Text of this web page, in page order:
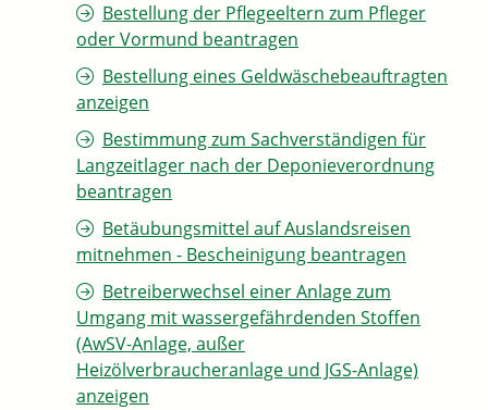
Bestellung der Pflegeeltern zum Pfleger
oder Vormund beantragen
Bestellung eines Geldwäschebeauftragten
anzeigen
Bestimmung zum Sachverständigen für
Langzeitlager nach der Deponieverordnung
beantragen
Betäubungsmittel auf Auslandsreisen
mitnehmen - Bescheinigung beantragen
Betreiberwechsel einer Anlage zum
Umgang mit wassergefährdenden Stoffen
(AwSV-Anlage, außer
Heizölverbraucheranlage und JGS-Anlage)
anzeigen